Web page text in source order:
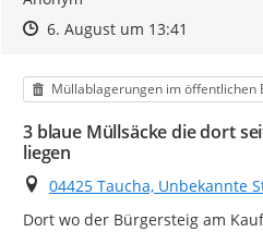
Zeitpunkt des Erstellens
Zeitpunkt des Erstellens
6. August um 13:41
Kategorie
Müllablagerungen im öffentlichen
3 blaue Müllsäcke die dort
liegen
Ort
04425 Taucha, Unbekannte
Dort wo der Bürgersteig am